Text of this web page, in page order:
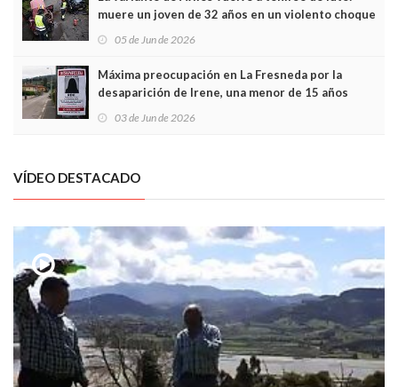
muere un joven de 32 años en un violento choque
05 de Jun de 2026
Máxima preocupación en La Fresneda por la
desaparición de Irene, una menor de 15 años
03 de Jun de 2026
VÍDEO DESTACADO